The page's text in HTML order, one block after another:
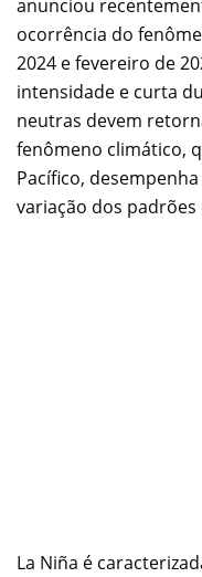
anunciou
ocorrência do
2024 e fevereiro de
intensidade e curta
neutras devem
fenômeno climático,
Pacífico,
variação dos
La Niña é